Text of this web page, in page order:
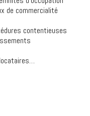
de commercialité
contentieuses